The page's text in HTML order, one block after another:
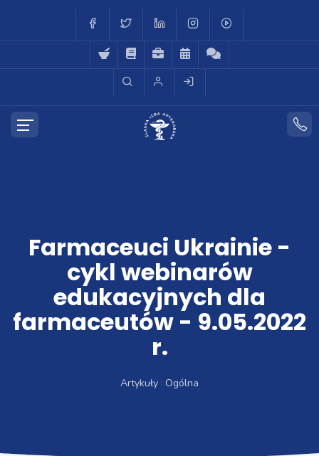
Farmaceuci Ukrainie -
cykl webinarów
edukacyjnych dla
farmaceutów - 9.05.2022
r.
Artykuły Ogólna